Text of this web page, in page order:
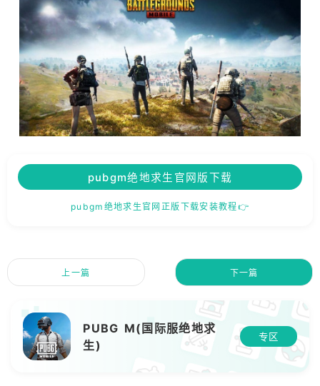
pubgm绝地求生官网版下载
pubgm绝地求生官网正版下载安装教程👉
上一篇 下一篇
PUBG M(国际服绝地求
生)
专区